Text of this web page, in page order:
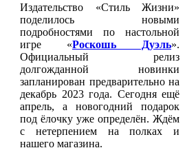
Издательство «Стиль Жизни»
поделилось новыми
подробностями по настольной
игре «Роскошь Дуэль».
Официальный релиз
долгожданной новинки
запланирован предварительно на
декабрь 2023 года. Сегодня ещё
апрель, а новогодний подарок
под ёлочку уже определён. Ждём
с нетерпением на полках и
нашего магазина.